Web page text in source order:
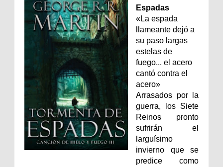
Espadas
«La espada
llameante dejó a
su paso largas
estelas de
fuego... el acero
cantó contra el
acero»
Arrasados por la
guerra, los Siete
Reinos pronto
sufrirán el
larguísimo
invierno que se
predice como